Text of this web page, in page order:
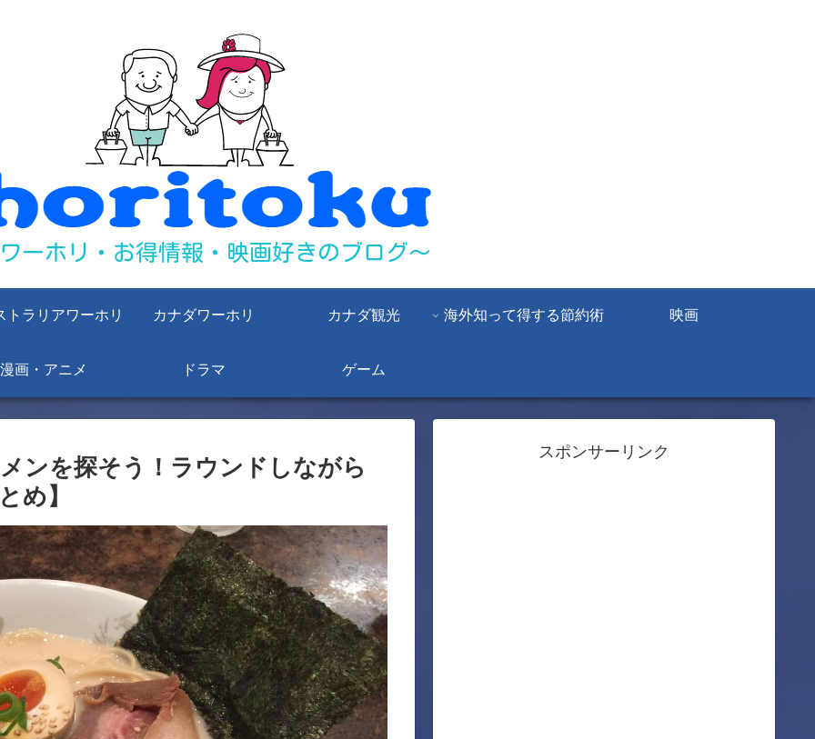
トラリアワーホリ カナダワーホリ カナダ観光 海外知って得する節約術 映画
漫画・アニメ ドラマ ゲーム
ンを探そう！ラウンドしながら
め】
スポンサーリンク